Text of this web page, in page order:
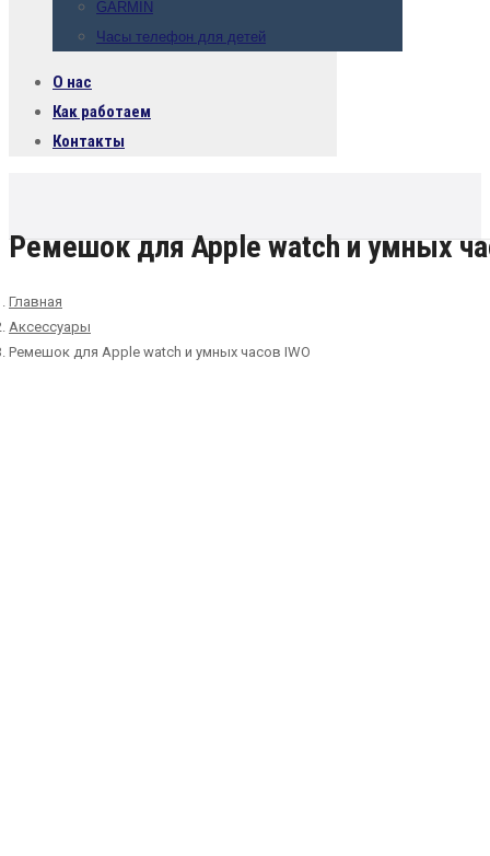
GARMIN
Часы телефон для детей
О нас
Как работаем
Контакты
Ремешок для Apple watch и умных
Главная
Аксессуары
Ремешок для Apple watch и умных часов IWO